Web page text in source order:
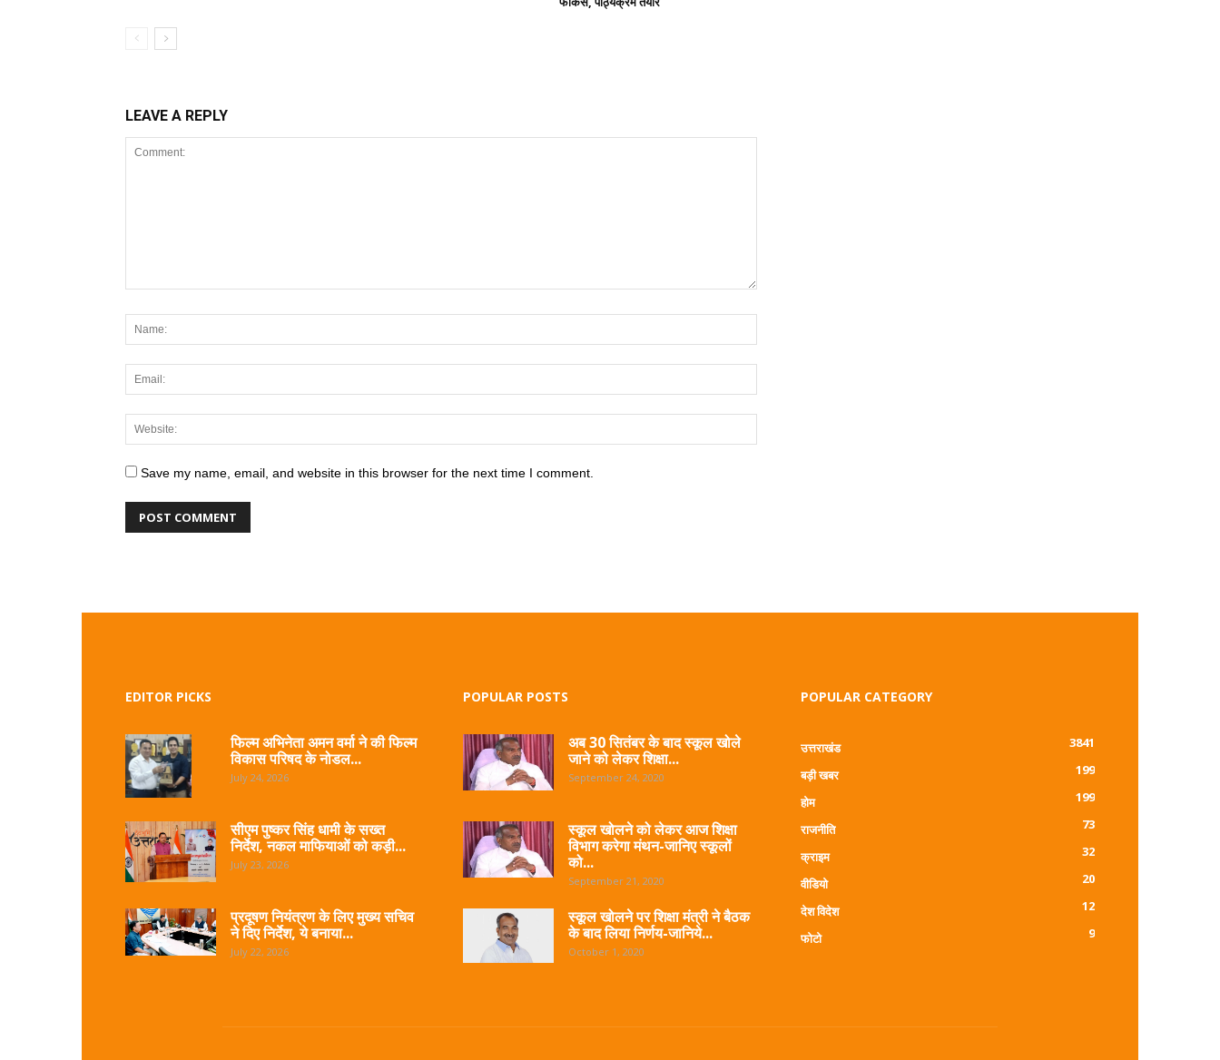
LEAVE A REPLY
Save my name, email, and website in this browser for the next time I comment.
EDITOR PICKS
फिल्म अभिनेता अमन वर्मा ने की फिल्म
विकास परिषद के नोडल...
July 24, 2026
सीएम पुष्कर सिंह धामी के सख्त
निर्देश, नकल माफियाओं को कड़ी...
July 23, 2026
प्रदूषण नियंत्रण के लिए मुख्य सचिव
ने दिए निर्देश, ये बनाया...
July 22, 2026
POPULAR POSTS
अब 30 सितंबर के बाद स्कूल खोले
जाने को लेकर शिक्षा...
September 24, 2020
स्कूल खोलने को लेकर आज शिक्षा
विभाग करेगा मंथन-जानिए स्कूलों
को...
September 21, 2020
स्कूल खोलने पर शिक्षा मंत्री ने बैठक
के बाद लिया निर्णय-जानिये...
October 1, 2020
POPULAR CATEGORY
उत्तराखंड
3841
बड़ी खबर
199
होम
199
राजनीति
73
क्राइम
32
वीडियो
20
देश विदेश
12
फोटो
9